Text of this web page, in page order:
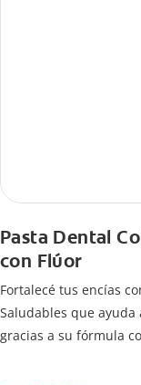
Pasta Dental
con Flúor
Fortalecé tus encías
Saludables que
gracias a su fórmula